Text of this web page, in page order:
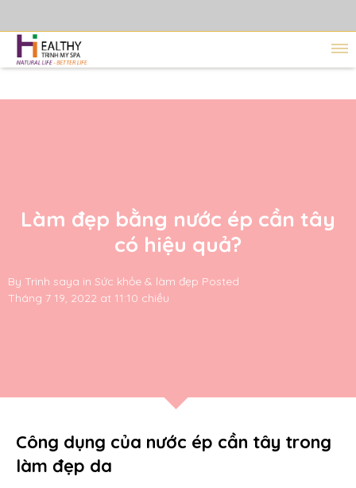
Làm đẹp bằng nước ép cần tây
có hiệu quả?
By Trinh saya in Sức khỏe & làm đẹp Posted
Tháng 7 19, 2022 at 11:10 chiều
Công dụng của nước ép cần tây trong
làm đẹp da